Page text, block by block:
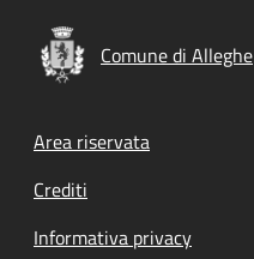
Comune di Alleghe
Footer menu
Area riservata
Crediti
Informativa privacy